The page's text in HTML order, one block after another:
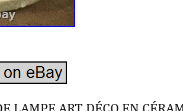
LAMPE ART DÉCO EN